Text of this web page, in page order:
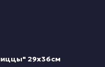
29х36см